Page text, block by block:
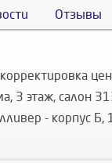
Отзывы
3 этаж, салон
- корпус Б,